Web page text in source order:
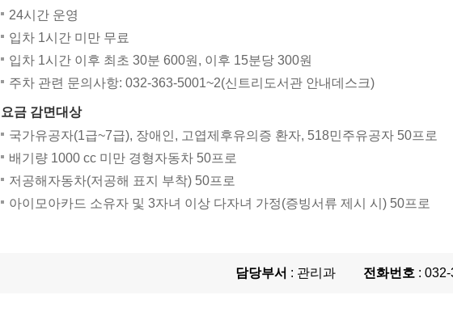
24시간 운영
입차 1시간 미만 무료
입차 1시간 이후 최초 30분 600원, 이후 15분당 300원
주차 관련 문의사항: 032-363-5001~2(신트리도서관 안내데스크)
요금 감면대상
국가유공자(1급~7급), 장애인, 고엽제후유의증 환자, 518민주유공자 50프로
배기량 1000 cc 미만 경형자동차 50프로
저공해자동차(저공해 표지 부착) 50프로
아이모아카드 소유자 및 3자녀 이상 다자녀 가정(증빙서류 제시 시) 50프로
담당부서 : 관리과 전화번호 :